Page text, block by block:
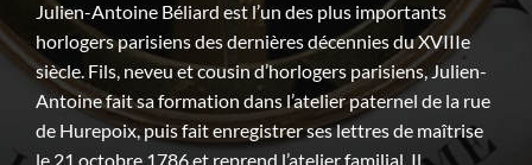
Julien-Antoine Béliard est l’un des plus importants
horlogers parisiens des dernières décennies du XVIIIe
siècle. Fils, neveu et cousin d’horlogers parisiens, Julien-
Antoine fait sa formation dans l’atelier paternel de la rue
de Hurepoix, puis fait enregistrer ses lettres de maîtrise
le 21 octobre 1786 et reprend l’atelier familial. Il